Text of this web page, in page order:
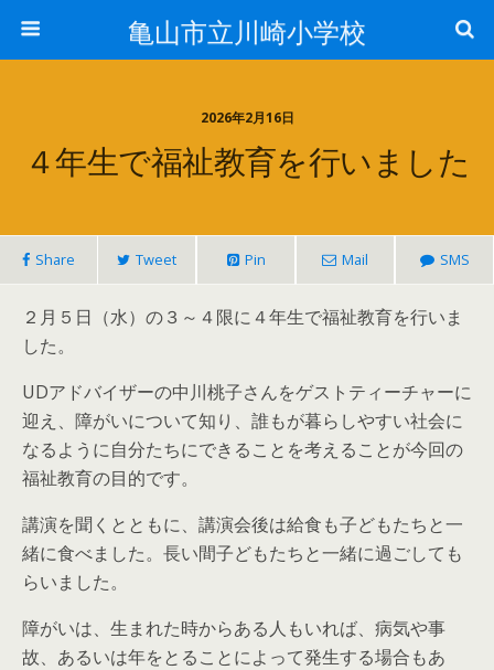
亀山市立川崎小学校
2026年2月16日
４年生で福祉教育を行いました
Share Tweet Pin Mail SMS
２月５日（水）の３～４限に４年生で福祉教育を行いま
した。
UDアドバイザーの中川桃子さんをゲストティーチャーに
迎え、障がいについて知り、誰もが暮らしやすい社会に
なるように自分たちにできることを考えることが今回の
福祉教育の目的です。
講演を聞くとともに、講演会後は給食も子どもたちと一
緒に食べました。長い間子どもたちと一緒に過ごしても
らいました。
障がいは、生まれた時からある人もいれば、病気や事
故、あるいは年をとることによって発生する場合もあ